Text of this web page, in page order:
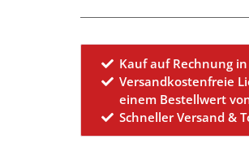
Kauf auf Rechnung
Versandkostenfreie
einem Bestellwert
Schneller Versand &